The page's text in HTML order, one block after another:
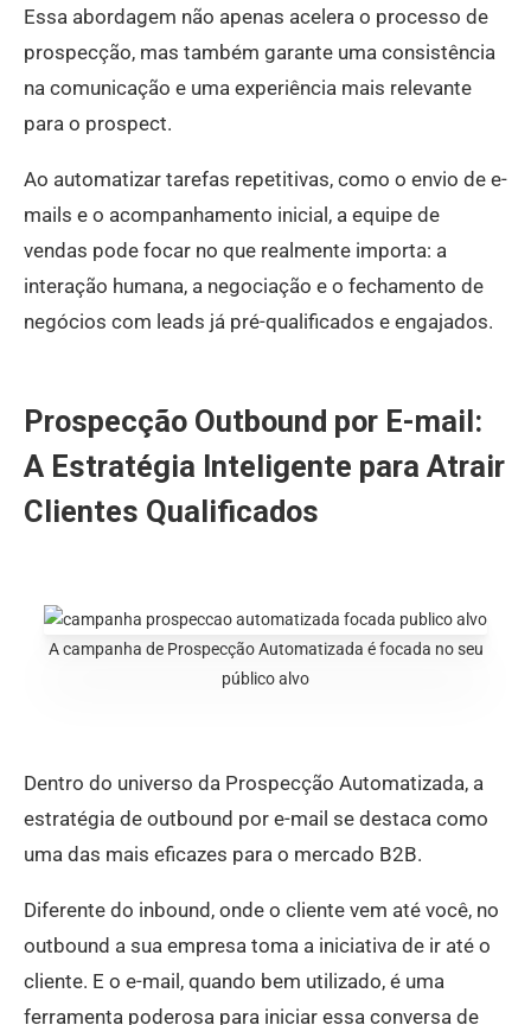
Essa abordagem não apenas acelera o processo de
prospecção, mas também garante uma consistência
na comunicação e uma experiência mais relevante
para o prospect.
Ao automatizar tarefas repetitivas, como o envio de e-
mails e o acompanhamento inicial, a equipe de
vendas pode focar no que realmente importa: a
interação humana, a negociação e o fechamento de
negócios com leads já pré-qualificados e engajados.
Prospecção Outbound por E-mail:
A Estratégia Inteligente para Atrair
Clientes Qualificados
A campanha de Prospecção Automatizada é focada no seu
público alvo
Dentro do universo da Prospecção Automatizada, a
estratégia de outbound por e-mail se destaca como
uma das mais eficazes para o mercado B2B.
Diferente do inbound, onde o cliente vem até você, no
outbound a sua empresa toma a iniciativa de ir até o
cliente. E o e-mail, quando bem utilizado, é uma
ferramenta poderosa para iniciar essa conversa de